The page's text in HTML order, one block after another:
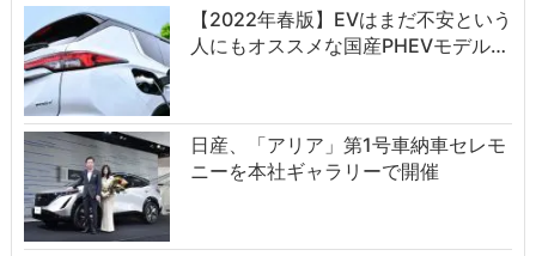
【2022年春版】EVはまだ不安という
人にもオススメな国産PHEVモデル…
日産、「アリア」第1号車納車セレモ
ニーを本社ギャラリーで開催